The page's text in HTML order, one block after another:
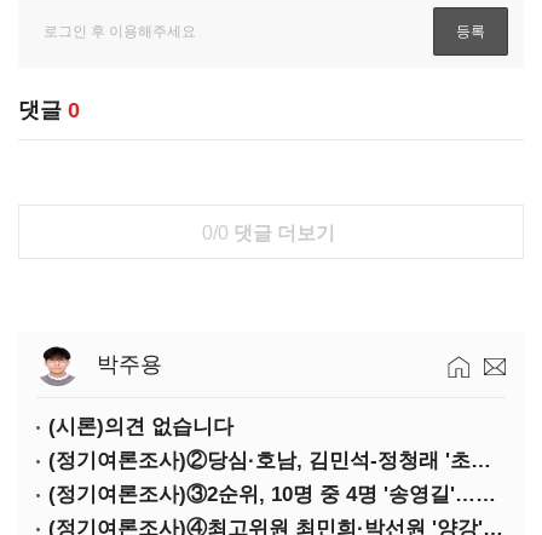
댓글 0
0/0 댓글 더보기
박주용
(시론)의견 없습니다
(정기여론조사)②당심·호남, 김민석-정청래 '초접전'
(정기여론조사)③2순위, 10명 중 4명 '송영길'…정청래 '한 자릿수'
(정기여론조사)④최고위원 최민희·박선원 '양강'…서미화·이성윤·임미애 뒤이어